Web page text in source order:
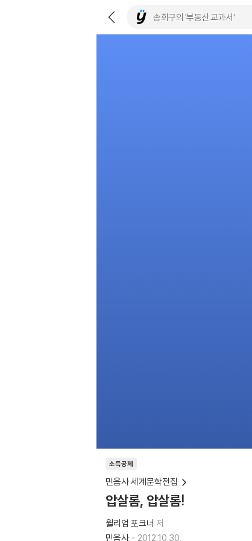
소득공제
민음사 세계문학전집
압살롬, 압살롬!
윌리엄 포크너 저
민음사
2012.10.30.